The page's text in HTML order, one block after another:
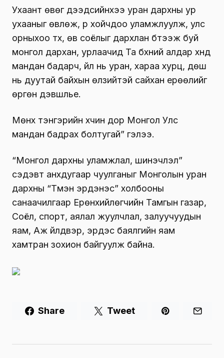
Ухаант өвөг дээдсийнхээ уран дархны ур
ухааныг өвлөж, үр хойчдоо уламжлуулж, улс
орныхоо түүх, өв соёлыг дархлан бүтээж буй
монгол дархан, урлаачид Та бүхний алдар хүнд
мандан бадарч, үйл нь уран, хараа хурц, дөш
нь дуутай байхын өлзийтэй сайхан ерөөлийг
өргөн дэвшүүлье.
Мөнх тэнгэрийн хүчин дор Монгол Улс
мандан бадрах болтугай” гэлээ.
“Монгол дархны уламжлал, шинэчлэл”
сэдэвт анхдугаар чуулганыг Монголын уран
дархны “Түмэн эрдэнэс” холбооны
санаачилгаар Ерөнхийлөгчийн Тамгын газар,
Соёл, спорт, аялал жуулчлал, залуучуудын
яам, Аж үйлдвэр, эрдэс баялгийн яам
хамтран зохион байгуулж байна.
Share Tweet